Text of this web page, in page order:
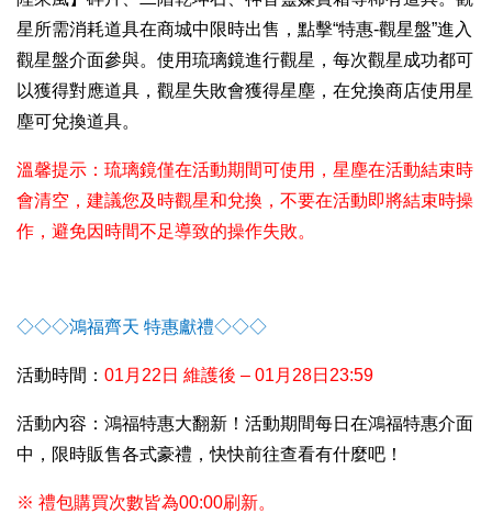
星所需消耗道具在商城中限時出售，點擊“特惠-觀星盤”進入
觀星盤介面參與。使用琉璃鏡進行觀星，每次觀星成功都可
以獲得對應道具，觀星失敗會獲得星塵，在兌換商店使用星
塵可兌換道具。
溫馨提示：琉璃鏡僅在活動期間可使用，星塵在活動結束時
會清空，建議您及時觀星和兌換，不要在活動即將結束時操
作，避免因時間不足導致的操作失敗。
◇◇◇鴻福齊天 特惠獻禮◇◇◇
活動時間： 01 月22日 維護後 – 01月28日23:59
活動內容：鴻福特惠大翻新！活動期間每日在鴻福特惠介面
中，限時販售各式豪禮，快快前往查看有什麼吧！
※ 禮包購買次數皆為00:00刷新。